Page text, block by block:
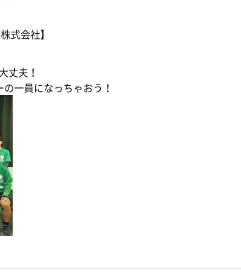
式会社】
丈夫！
一員になっちゃおう！